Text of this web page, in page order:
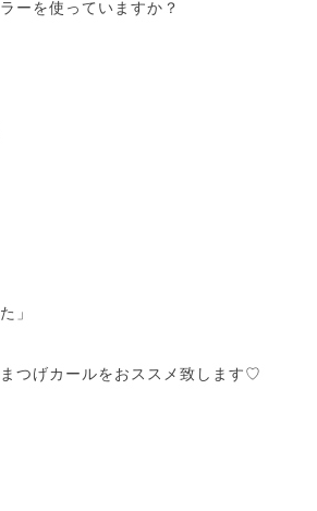
ーを使っていますか？
」
つげカールをおススメ致します♡